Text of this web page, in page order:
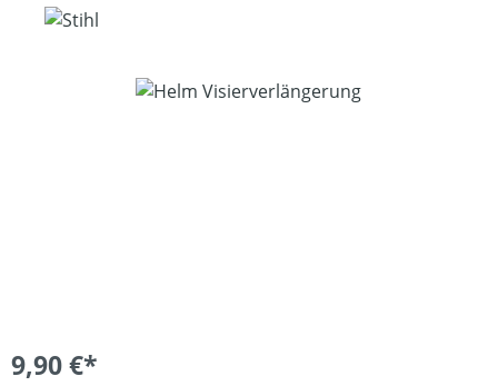
Bildergalerie überspringen
9,90 €*